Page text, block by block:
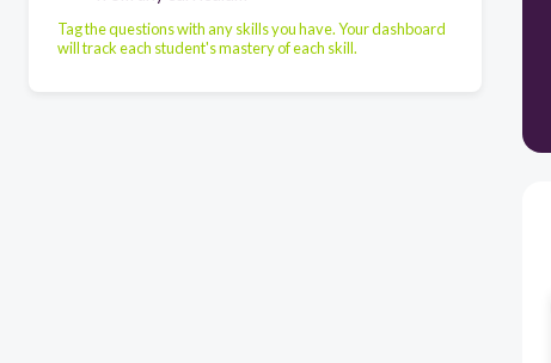
Tag the questions with any skills you have. Your dashboard
will track each student's mastery of each skill.